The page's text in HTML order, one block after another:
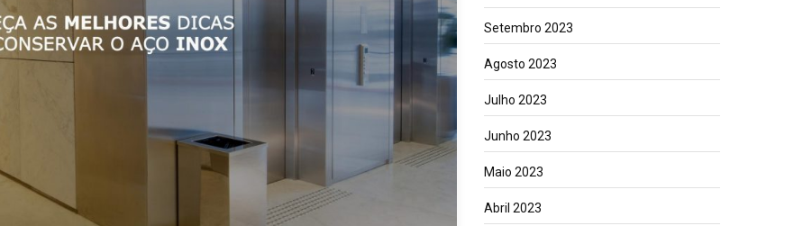
Setembro 2023
Agosto 2023
Julho 2023
Junho 2023
Maio 2023
Abril 2023